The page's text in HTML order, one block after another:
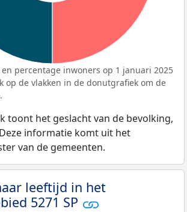
percentage inwoners op 1 januari 2025
op de vlakken in de donutgrafiek om de
toont het geslacht van de bevolking,
informatie komt uit het
van de gemeenten.
leeftijd in het
5271 SP